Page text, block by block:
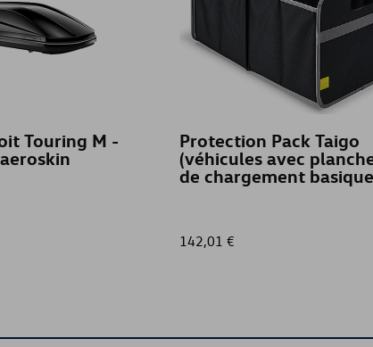
Touring M -
Protection Pack Taigo
(véhicules avec
de chargement
142,01 €